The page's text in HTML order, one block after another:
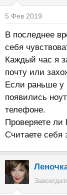
е
м
ы
ч
а
л
а
5 Фев 2019
В последнее
себя
Каждый час я
почту или
Если раньше у
появились
телефоне.
Проверяете ли
Считаете себя